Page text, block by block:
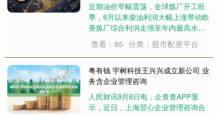
近期油价窄幅震荡，全球炼厂开工旺
季，6月以来柴油利润大幅上涨带动欧
美炼厂综合利润走强至年内最高水
平。供应在OPEC进入增产周期、非
OPEC逐步投产节奏下环比上升，全
球进入累库周期，原油月差高位回
落，基本面偏震荡格局。近端欧柴受
多重因素走强，....
查看：85 分类：股市配资平台
粤有钱 宇树科技王兴兴成立新公司 业
务含企业管理咨询
人民财讯9月8日电，企查查APP显
示，近日，上海翌心企业管理咨询合